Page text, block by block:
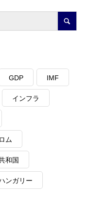
GDP IMF
インフラ
ム
和国
ンガリー